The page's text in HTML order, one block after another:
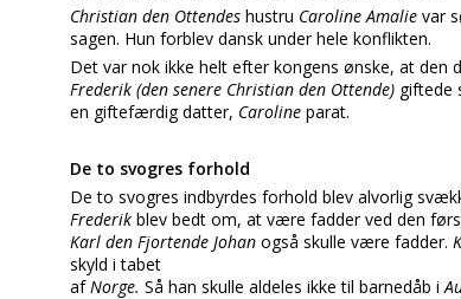
Christian den Ottendes hustru Caroline Amalie var
sagen. Hun forblev dansk under hele konflikten.
Det var nok ikke helt efter kongens ønske, at den
Frederik (den senere Christian den Ottende) giftede
en giftefærdig datter, Caroline parat.
De to svogres forhold
De to svogres indbyrdes forhold blev alvorlig
Frederik blev bedt om, at være fadder ved den
Karl den Fjortende Johan også skulle være fadder.
skyld i tabet
afNorge. Så han skulle aldeles ikke til barnedåb i